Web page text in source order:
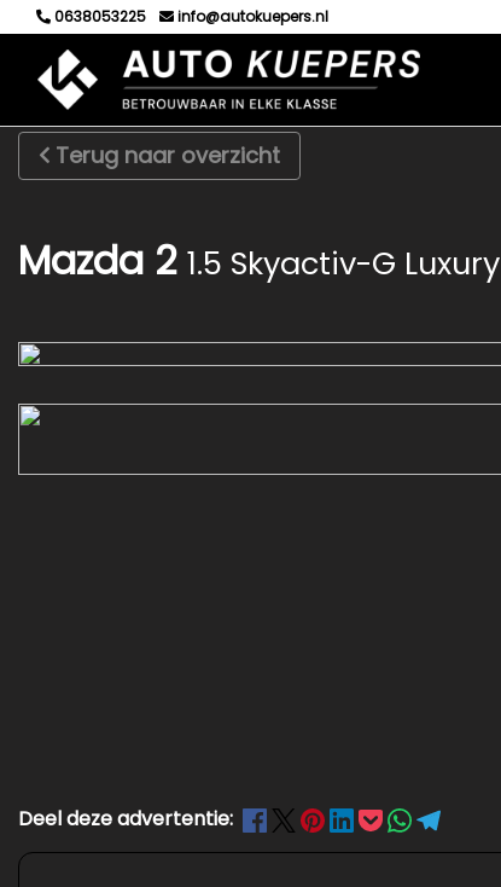
0638053225 info@autokuepers.nl
Terug naar overzicht
Mazda 2 1.5 Skyactiv-G Luxury
Deel deze advertentie: